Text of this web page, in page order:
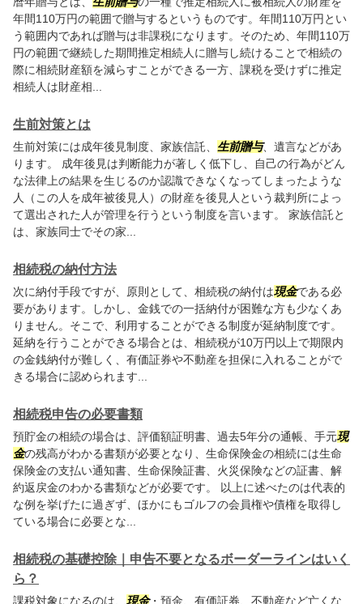
年間110万円の範囲で贈与するというものです。年間110万円とい
う範囲内であれば贈与は非課税になります。そのため、年間110万
円の範囲で継続した期間推定相続人に贈与し続けることで相続の
際に相続財産額を減らすことができる一方、課税を受けずに推定
相続人は財産相...
生前対策とは
生前対策には成年後見制度、家族信託、 生前贈与、遺言などがあ
ります。 成年後見は判断能力が著しく低下し、自己の行為がどん
な法律上の結果を生じるのか認識できなくなってしまったような
人（この人を成年被後見人）の財産を後見人という裁判所によっ
て選出された人が管理を行うという制度を言います。 家族信託と
は、家族同士でその家...
相続税の納付方法
次に納付手段ですが、原則として、相続税の納付は現金である必
要があります。しかし、金銭での一括納付が困難な方も少なくあ
りません。そこで、利用することができる制度が延納制度です。
延納を行うことができる場合とは、相続税が10万円以上で期限内
の金銭納付が難しく、有価証券や不動産を担保に入れることがで
きる場合に認められます...
相続税申告の必要書類
預貯金の相続の場合は、評価額証明書、過去5年分の通帳、手元現
金の残高がわかる書類が必要となり、生命保険金の相続には生命
保険金の支払い通知書、生命保険証書、火災保険などの証書、解
約返戻金のわかる書類などが必要です。 以上に述べたのは代表的
な例を挙げたに過ぎず、ほかにもゴルフの会員権や債権を取得し
ている場合に必要とな...
相続税の基礎控除｜申告不要となるボーダーラインはいく
ら？
課税対象になるのは、 現金・預金、有価証券、不動産など亡くな